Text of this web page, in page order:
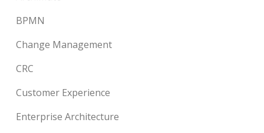
BPMN
Change Management
CRC
Customer Experience
Enterprise Architecture